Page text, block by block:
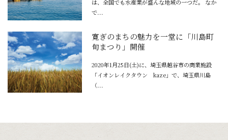
は、全国でも水産業が盛んな地域の一つだ。 なか
で...
寛ぎのまちの魅力を一堂に「川島町
旬まつり」開催
2020年1月25日(土)に、埼玉県越谷市の商業施設
「イオンレイクタウン kaze」で、埼玉県川島
（...